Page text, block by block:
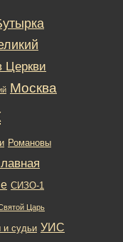
Церкви
Москва
Романовы
СИЗО-1
Царь
судьи УИС